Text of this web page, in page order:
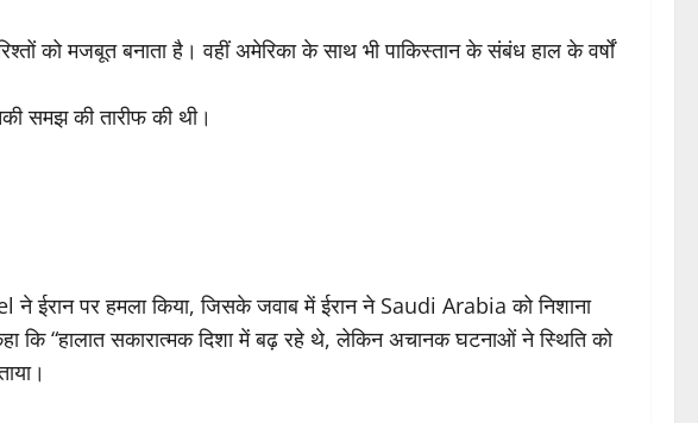
को मजबूत बनाता है। वहीं अमेरिका के साथ भी पाकिस्तान के संबंध हाल के वर्षों
समझ की तारीफ की थी।
ने ईरान पर हमला किया, जिसके जवाब में ईरान ने Saudi Arabia को निशाना
कि “हालात सकारात्मक दिशा में बढ़ रहे थे, लेकिन अचानक घटनाओं ने स्थिति को